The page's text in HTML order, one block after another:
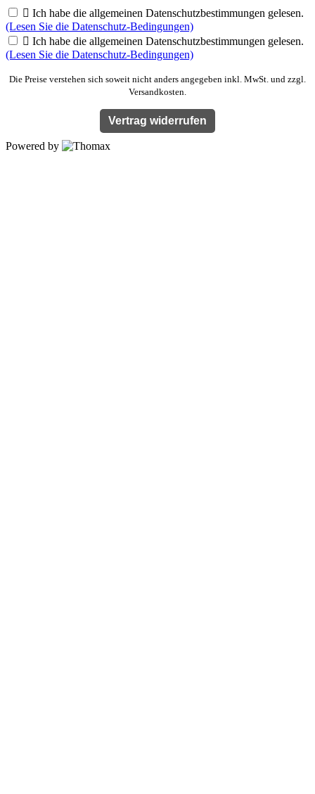
 Ich habe die allgemeinen Datenschutzbestimmungen gelesen.
(Lesen Sie die Datenschutz-Bedingungen)
 Ich habe die allgemeinen Datenschutzbestimmungen gelesen.
(Lesen Sie die Datenschutz-Bedingungen)
Die Preise verstehen sich soweit nicht anders angegeben inkl. MwSt. und zzgl.
Versandkosten.
Vertrag widerrufen
Powered by